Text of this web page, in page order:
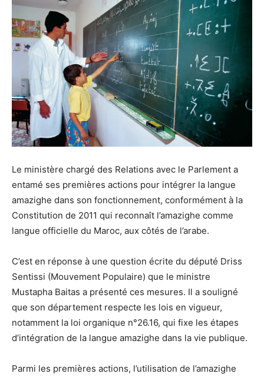
Le ministère chargé des Relations avec le Parlement a
entamé ses premières actions pour intégrer la langue
amazighe dans son fonctionnement, conformément à la
Constitution de 2011 qui reconnaît l’amazighe comme
langue officielle du Maroc, aux côtés de l’arabe.
C’est en réponse à une question écrite du député Driss
Sentissi (Mouvement Populaire) que le ministre
Mustapha Baitas a présenté ces mesures. Il a souligné
que son département respecte les lois en vigueur,
notamment la loi organique n°26.16, qui fixe les étapes
d’intégration de la langue amazighe dans la vie publique.
Parmi les premières actions, l’utilisation de l’amazighe